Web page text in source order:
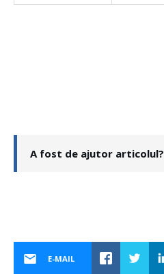
A fost de ajutor articolul?
E-MAIL